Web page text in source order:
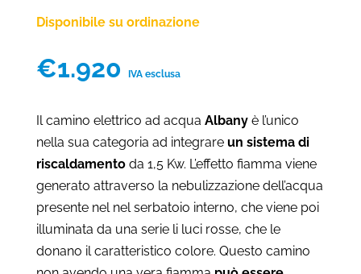
Disponibile su ordinazione
€1.920 IVA esclusa
Il camino elettrico ad acqua Albanyè l’unico
nella sua categoria ad integrare un sistema di
riscaldamentoda 1,5 Kw. L’effetto fiamma viene
generato attraverso la nebulizzazione dell’acqua
presente nel nel serbatoio interno, che viene poi
illuminata da una serie li luci rosse, che le
donano il caratteristico colore. Questo camino